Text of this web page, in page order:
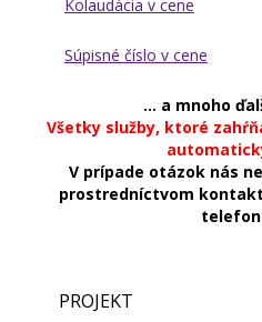
Kolaudácia v cene
Súpisné číslo v cene
… a mnoho
Všetky služby, ktoré
V prípade otázok nás
prostredníctvom
PROJEKT